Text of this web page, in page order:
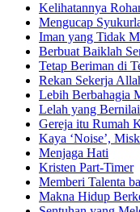
Kelihatannya
Mengucap
Iman yang Tidak
Berbuat Baiklah
Tetap Beriman di
Rekan Sekerja
Lebih Berbahagia
Lelah yang
Gereja itu Rumah
Kaya ‘Noise’,
Menjaga Hati
Kristen Part-Timer
Memberi Talenta
Makna Hidup